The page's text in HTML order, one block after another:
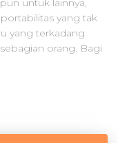
untuk lainnya,
yang tak
yang terkadang
orang. Bagi